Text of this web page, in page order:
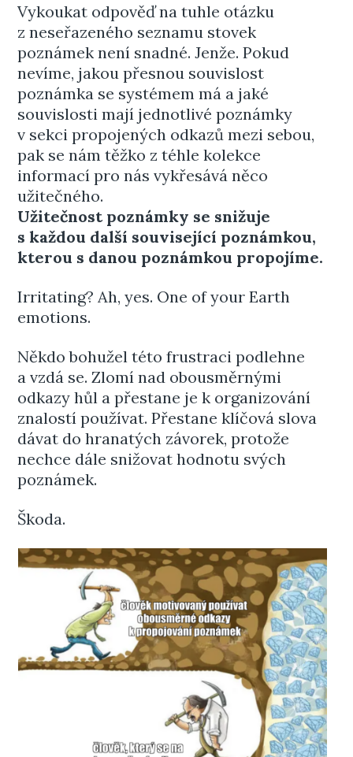
Vykoukat odpověď na tuhle otázku
z neseřazeného seznamu stovek
poznámek není snadné. Jenže. Pokud
nevíme, jakou přesnou souvislost
poznámka se systémem má a jaké
souvislosti mají jednotlivé poznámky
v sekci propojených odkazů mezi sebou,
pak se nám těžko z téhle kolekce
informací pro nás vykřesává něco
užitečného.
Užitečnost poznámky se snižuje
s každou další související poznámkou,
kterou s danou poznámkou propojíme.
Irritating? Ah, yes. One of your Earth
emotions.
Někdo bohužel této frustraci podlehne
a vzdá se. Zlomí nad obousměrnými
odkazy hůl a přestane je k organizování
znalostí používat. Přestane klíčová slova
dávat do hranatých závorek, protože
nechce dále snižovat hodnotu svých
poznámek.
Škoda.